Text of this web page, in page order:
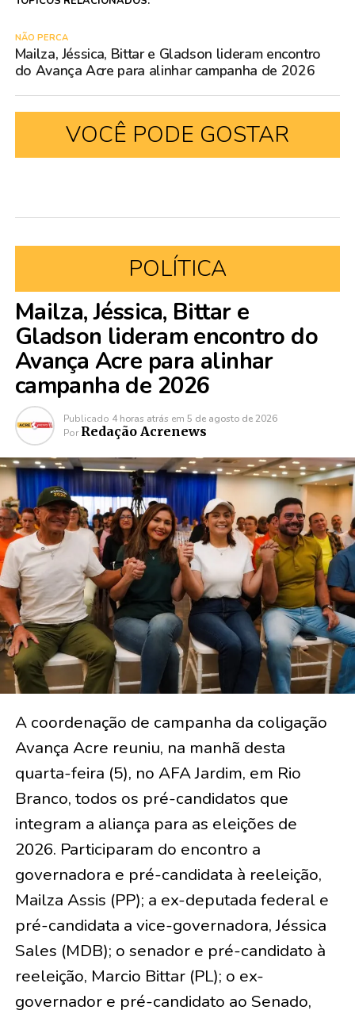
NÃO PERCA
Mailza, Jéssica, Bittar e Gladson lideram encontro
do Avança Acre para alinhar campanha de 2026
VOCÊ PODE GOSTAR
POLÍTICA
Mailza, Jéssica, Bittar e
Gladson lideram encontro do
Avança Acre para alinhar
campanha de 2026
Publicado 4 horas atrás em 5 de agosto de 2026
Por Redação Acrenews
A coordenação de campanha da coligação
Avança Acre reuniu, na manhã desta
quarta-feira (5), no AFA Jardim, em Rio
Branco, todos os pré-candidatos que
integram a aliança para as eleições de
2026. Participaram do encontro a
governadora e pré-candidata à reeleição,
Mailza Assis (PP); a ex-deputada federal e
pré-candidata a vice-governadora, Jéssica
Sales (MDB); o senador e pré-candidato à
reeleição, Marcio Bittar (PL); o ex-
governador e pré-candidato ao Senado,